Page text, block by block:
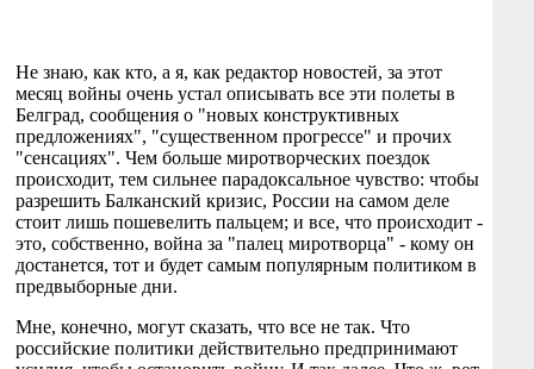
Не знаю, как кто, а я, как редактор новостей, за этот
месяц войны очень устал описывать все эти полеты в
Белград, сообщения о "новых конструктивных
предложениях", "существенном прогрессе" и прочих
"сенсациях". Чем больше миротворческих поездок
происходит, тем сильнее парадоксальное чувство: чтобы
разрешить Балканский кризис, России на самом деле
стоит лишь пошевелить пальцем; и все, что происходит -
это, собственно, война за "палец миротворца" - кому он
достанется, тот и будет самым популярным политиком в
предвыборные дни.
Мне, конечно, могут сказать, что все не так. Что
российские политики действительно предпринимают